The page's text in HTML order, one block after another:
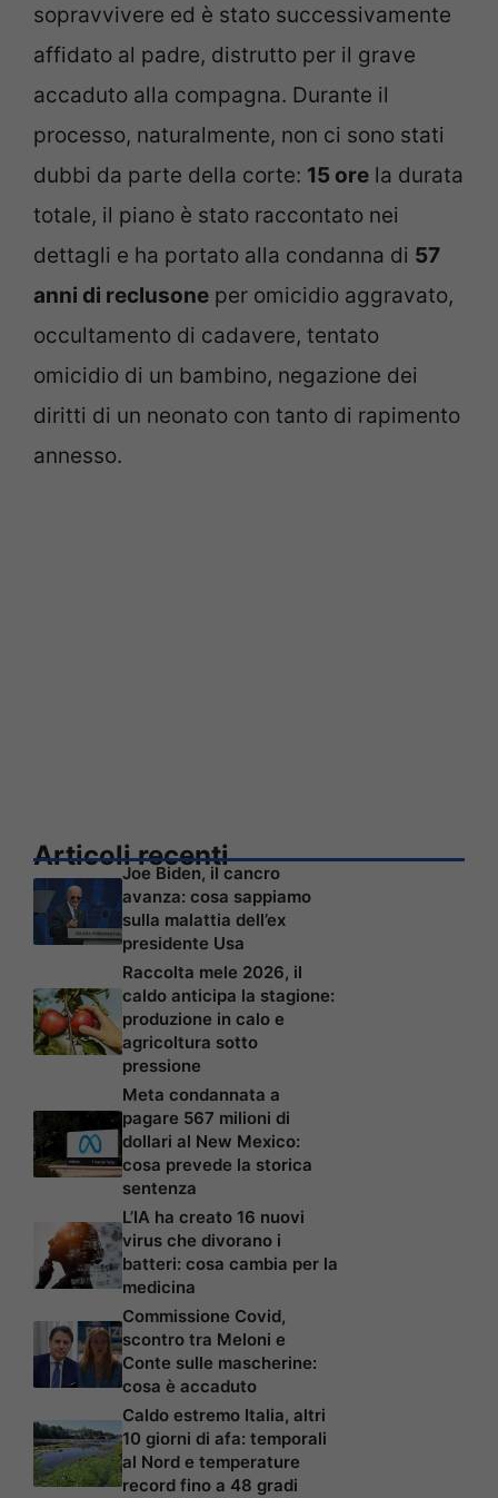
sopravvivere ed è stato successivamente
affidato al padre, distrutto per il grave
accaduto alla compagna. Durante il
processo, naturalmente, non ci sono stati
dubbi da parte della corte: 15 ore la durata
totale, il piano è stato raccontato nei
dettagli e ha portato alla condanna di 57
anni di reclusone per omicidio aggravato,
occultamento di cadavere, tentato
omicidio di un bambino, negazione dei
diritti di un neonato con tanto di rapimento
annesso.
Articoli recenti
Joe Biden, il cancro
avanza: cosa sappiamo
sulla malattia dell’ex
presidente Usa
Raccolta mele 2026, il
caldo anticipa la stagione:
produzione in calo e
agricoltura sotto
pressione
Meta condannata a
pagare 567 milioni di
dollari al New Mexico:
cosa prevede la storica
sentenza
L’IA ha creato 16 nuovi
virus che divorano i
batteri: cosa cambia per la
medicina
Commissione Covid,
scontro tra Meloni e
Conte sulle mascherine:
cosa è accaduto
Caldo estremo Italia, altri
10 giorni di afa: temporali
al Nord e temperature
record fino a 48 gradi